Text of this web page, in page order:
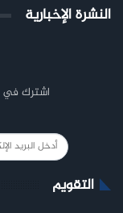
النشرة الإخبارية
اشترك في
التقويم